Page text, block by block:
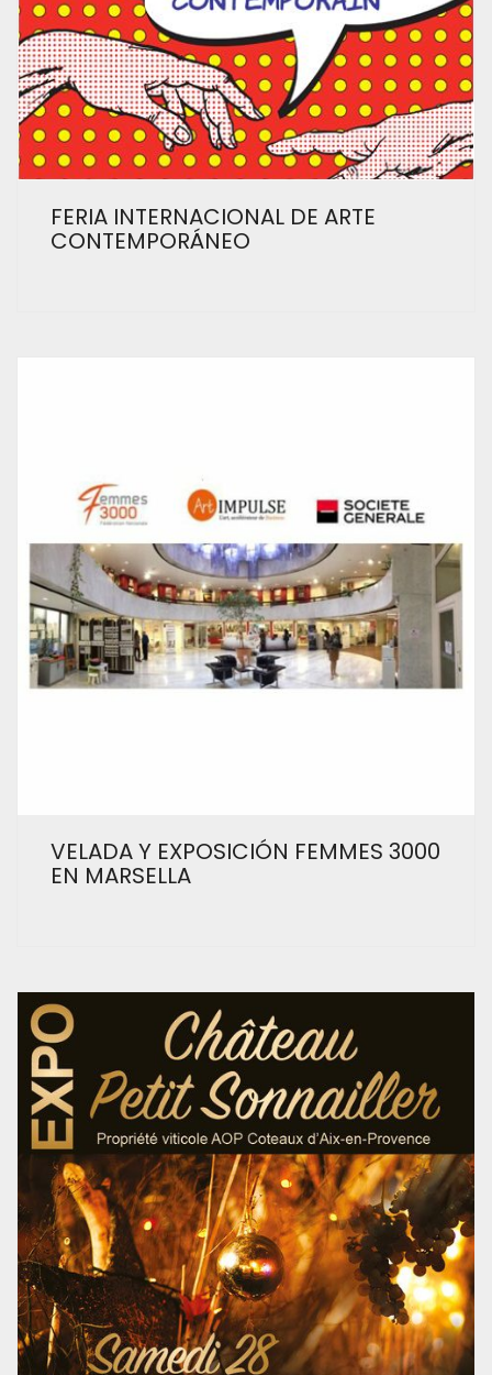
FERIA INTERNACIONAL DE ARTE
CONTEMPORÁNEO
VELADA Y EXPOSICIÓN FEMMES 3000
EN MARSELLA